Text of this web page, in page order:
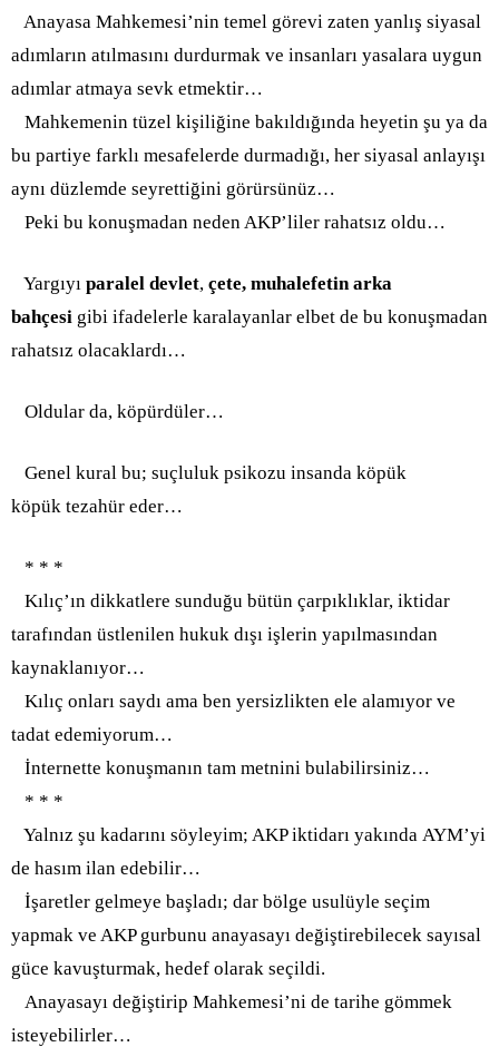
Anayasa Mahkemesi’nin temel görevi zaten yanlış siyasal
adımların atılmasını durdurmak ve insanları yasalara uygun
adımlar atmaya sevk etmektir…
Mahkemenin tüzel kişiliğine bakıldığında heyetin şu ya da
bu partiye farklı mesafelerde durmadığı, her siyasal anlayışı
aynı düzlemde seyrettiğini görürsünüz…
Peki bu konuşmadan neden AKP’liler rahatsız oldu…
Yargıyı paralel devlet, çete, muhalefetin arka
bahçesi gibi ifadelerle karalayanlar elbet de bu konuşmadan
rahatsız olacaklardı…
Oldular da, köpürdüler…
Genel kural bu; suçluluk psikozu insanda köpük
köpük tezahür eder…
* * *
Kılıç’ın dikkatlere sunduğu bütün çarpıklıklar, iktidar
tarafından üstlenilen hukuk dışı işlerin yapılmasından
kaynaklanıyor…
Kılıç onları saydı ama ben yersizlikten ele alamıyor ve
tadat edemiyorum…
İnternette konuşmanın tam metnini bulabilirsiniz…
* * *
Yalnız şu kadarını söyleyim; AKP iktidarı yakında AYM’yi
de hasım ilan edebilir…
İşaretler gelmeye başladı; dar bölge usulüyle seçim
yapmak ve AKP gurbunu anayasayı değiştirebilecek sayısal
güce kavuşturmak, hedef olarak seçildi.
Anayasayı değiştirip Mahkemesi’ni de tarihe gömmek
isteyebilirler…